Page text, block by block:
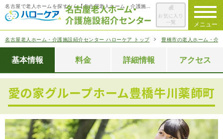
メニュー
お気に入り
一覧
ハローケアについて
老人ホームを 検索する
施設選びのポイント
名古屋老人ホーム・介護施設紹介センター ハローケア トップ 豊橋市の老人ホーム・介
基本情報 料金 詳細情報 アクセス
愛の家グループホーム豊橋牛川薬師町